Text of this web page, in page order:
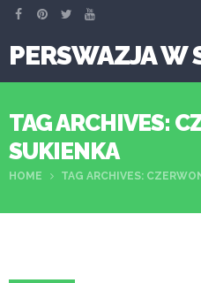
PERSWAZJA W
TAG ARCHIVES:
SUKIENKA
HOME TAG ARCHIVES: